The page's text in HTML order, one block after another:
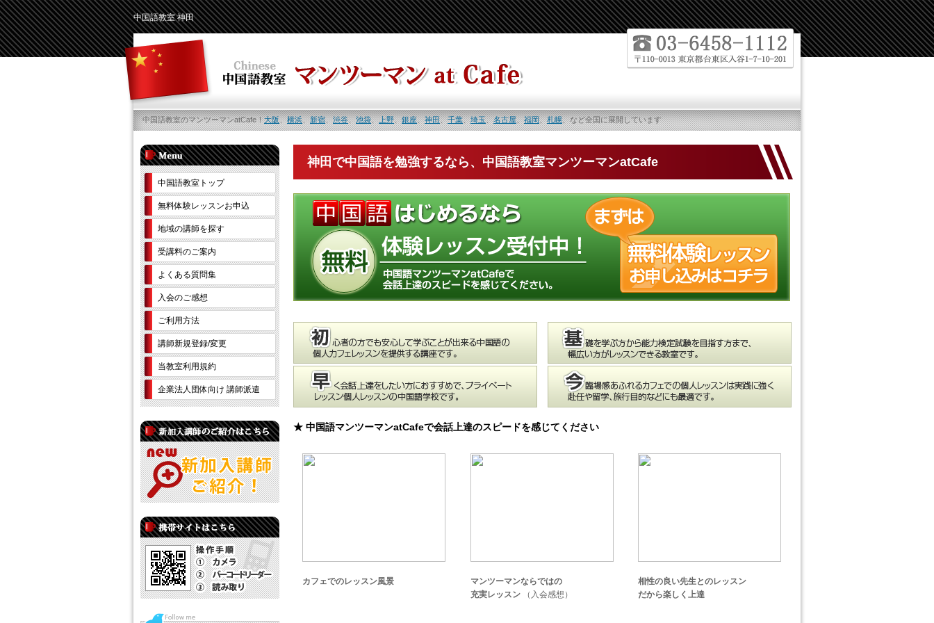
中国語教室 神田
中国語教室のマンツーマンatCafe！大阪、横浜、新宿、渋谷、池袋、上野、銀座、神田、千葉、埼玉、名古屋、福岡、札幌、など全国に展開しています
神田で中国語を勉強するなら、中国語教室マンツーマンatCafe
★ 中国語マンツーマンatCafeで会話上達のスピードを感じてください
カフェでのレッスン風景
マンツーマンならではの
充実レッスン
（入会感想）
相性の良い先生とのレッスン
だから楽しく上達
中国語教室トップ
無料体験レッスンお申込
地域の講師を探す
受講料のご案内
よくある質問集
入会のご感想
ご利用方法
講師新規登録/変更
当教室利用規約
企業法人団体向け 講師派遣